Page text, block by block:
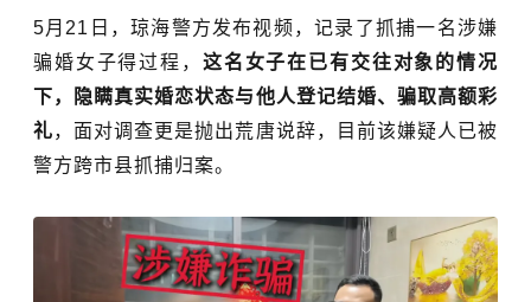
5月21日，琼海警方发布视频，记录了抓捕一名涉嫌
骗婚女子得过程， 这名女子在已有交往对象的情况
下，隐瞒真实婚恋状态与他人登记结婚、骗取高额彩
礼，面对调查更是抛出荒唐说辞，目前该嫌疑人已被
警方跨市县抓捕归案。